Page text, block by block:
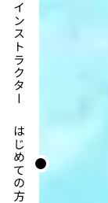
インストラクター
はじめての方